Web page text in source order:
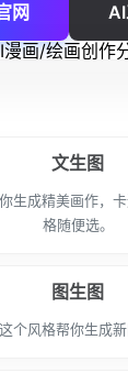
网
文生图
生成精美画作，
格随便选。
图生图
个风格帮你生成